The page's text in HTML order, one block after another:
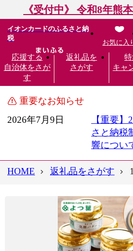
《受付中》 令和8年熊
イオンカードのふるさと納
税
応援する
自治体をさが
す
返礼品を
さがす
特
キャ
お気に入
重要なお知らせ
2026年7月9日
【重要
さと納税
響につい
HOME 返礼品をさがす